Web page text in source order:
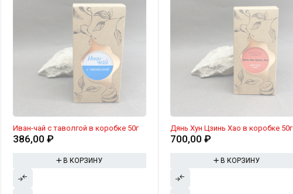
Иван-чай с таволгой в коробке 50г
386,00 ₽
В КОРЗИНУ
Дянь Хун Цзинь Хао в коробке 50г
700,00 ₽
В КОРЗИНУ